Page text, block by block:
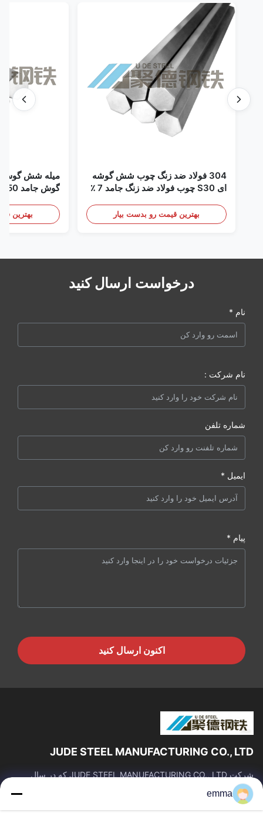
304 فولاد ضد زنگ چوب شش گوشه
ای S30 چوب فولاد ضد زنگ جامد 7 ٪
بهترین قیمت رو بدست بیار بهترین
درخواست ارسال کنید
نام *
نام شرکت :
شماره تلفن
ایمیل *
پیام *
اکنون ارسال کنید
JUDE STEEL MANUFACTURING CO., LTD
شرکت JUDE STEEL MANUFACTURING CO., LTD که در سال
فولادی بدون درز و آلیاژهای تیتانیوم...
لینک های سریع
emma